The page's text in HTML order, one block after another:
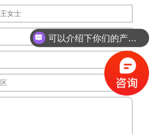
可以介绍下你们的产品么？